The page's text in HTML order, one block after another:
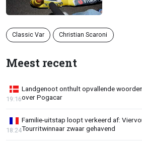
Classic Var Christian Scaroni
Meest recent
Landgenoot onthult opvallende
over Pogacar
19:16
Familie-uitstap loopt verkeerd af:
Tourritwinnaar zwaar gehavend
18:24